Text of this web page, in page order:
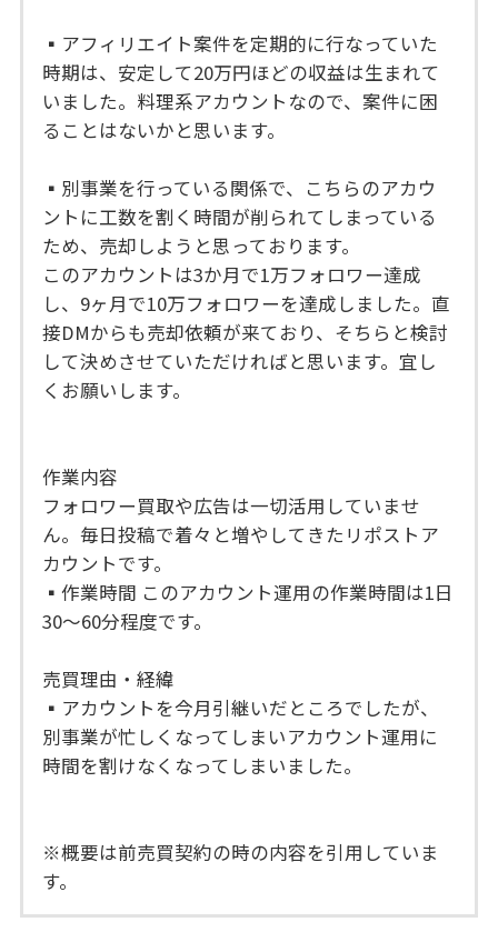
▪︎アフィリエイト案件を定期的に行なっていた
時期は、安定して20万円ほどの収益は生まれて
いました。料理系アカウントなので、案件に困
ることはないかと思います。
▪︎別事業を行っている関係で、こちらのアカウ
ントに工数を割く時間が削られてしまっている
ため、売却しようと思っております。
このアカウントは3か月で1万フォロワー達成
し、9ヶ月で10万フォロワーを達成しました。直
接DMからも売却依頼が来ており、そちらと検討
して決めさせていただければと思います。宜し
くお願いします。
作業内容
フォロワー買取や広告は一切活用していませ
ん。毎日投稿で着々と増やしてきたリポストア
カウントです。
▪︎作業時間 このアカウント運用の作業時間は1日
30〜60分程度です。
売買理由・経緯
▪︎アカウントを今月引継いだところでしたが、
別事業が忙しくなってしまいアカウント運用に
時間を割けなくなってしまいました。
※概要は前売買契約の時の内容を引用していま
す。